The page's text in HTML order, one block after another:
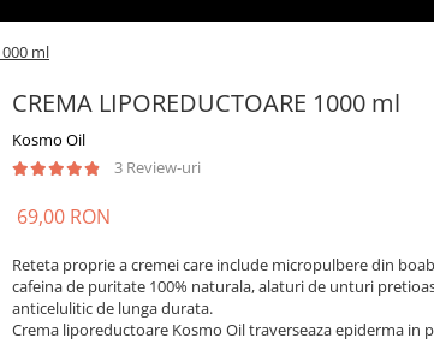
ml
CREMA LIPOREDUCTOARE 1000 ml
Kosmo Oil
3 Review-uri
69,00 RON
Reteta proprie a cremei care include micropulbere din
cafeina de puritate 100% naturala, alaturi de unturi
anticelulitic de lunga durata.
Crema liporeductoare Kosmo Oil traverseaza epiderma in